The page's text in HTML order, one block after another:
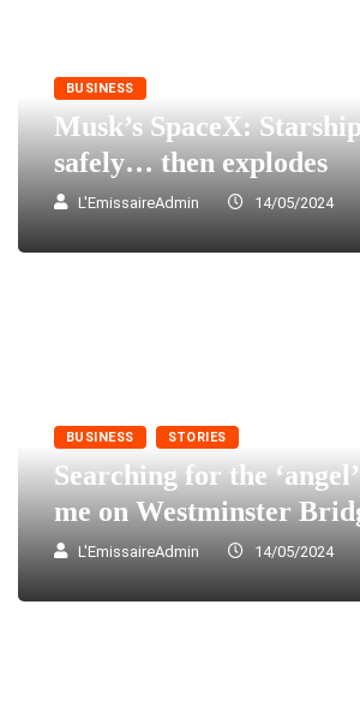
BUSINESS
Musk’s SpaceX:
safely… then explodes
L'EmissaireAdmin 14/05/2024
BUSINESS STORIES
Searching for the
me on Westminster
L'EmissaireAdmin 14/05/2024